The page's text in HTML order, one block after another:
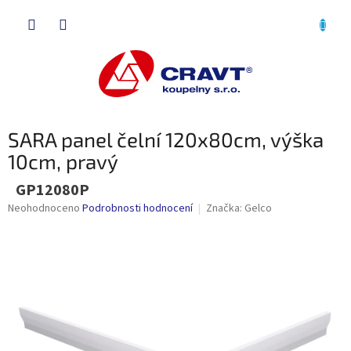
SARA panel čelní 120x80cm, výška
10cm, pravý
GP12080P
Průměrné
hvězdiček.
Neohodnoceno Podrobnosti hodnocení Značka: Gelco